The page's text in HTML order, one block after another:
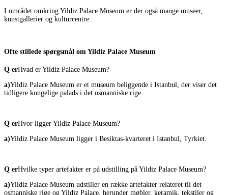
I området omkring Yildiz Palace Museum er der også mange museer,
kunstgallerier og kulturcentre.
Ofte stillede spørgsmål om Yildiz Palace Museum
Q erHvad er Yildiz Palace Museum?
a)Yildiz Palace Museum er et museum beliggende i Istanbul, der viser det
tidligere kongelige palads i det osmanniske rige.
Q erHvor ligger Yildiz Palace Museum?
a)Yildiz Palace Museum ligger i Besiktas-kvarteret i Istanbul, Tyrkiet.
Q erHvilke typer artefakter er på udstilling på Yildiz Palace Museum?
a)Yildiz Palace Museum udstiller en række artefakter relateret til det
osmanniske rige og Yildiz Palace, herunder møbler, keramik, tekstiler og